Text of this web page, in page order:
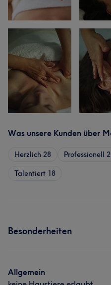
Was unsere Kunden über
Herzlich 28 Professionell
Talentiert 18
Besonderheiten
Allgemein